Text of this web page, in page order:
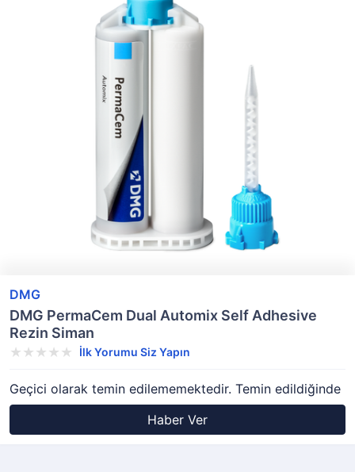
DMG
DMG PermaCem Dual Automix Self Adhesive
Rezin Siman
İlk Yorumu Siz Yapın
Geçici olarak temin edilememektedir. Temin edildiğinde
Haber Ver